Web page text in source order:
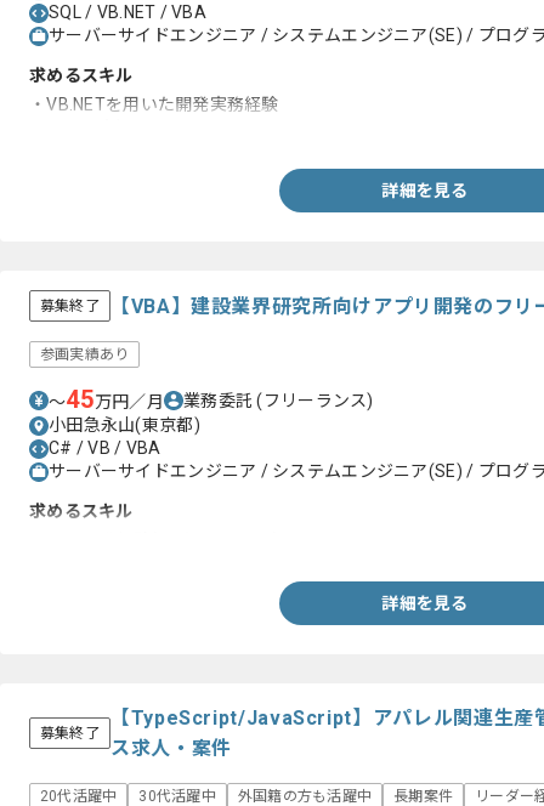
SQL / VB.NET / VBA
サーバーサイドエンジニア / システムエンジニア(SE) / プログ
求めるスキル
・VB.NETを用いた開発実務経験
詳細を見る
募集終了 【VBA】建設業界研究所向けアプリ開発のフ
参画実績あり
〜45万円／月 業務委託(フリーランス)
小田急永山(東京都)
C# / VB / VBA
サーバーサイドエンジニア / システムエンジニア(SE) / プログ
求めるスキル
詳細を見る
募集終了
【TypeScript/JavaScript】アパレル関連生産
ス求人・案件
20代活躍中 30代活躍中 外国籍の方も活躍中 長期案件 リーダー